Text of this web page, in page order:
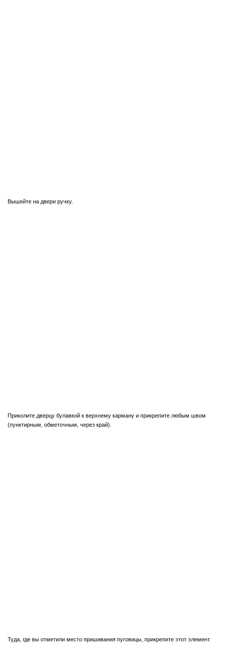
Вышейте на двери ручку.
Приколите дверцу булавкой к верхнему карману и прикрепите любым швом
(пунктирным, обметочным, через край).
Туда, где вы отметили место пришивания пуговицы, прикрепите этот элемент.